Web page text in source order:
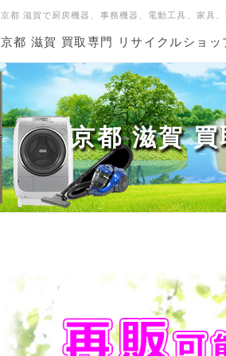
京都 滋賀で厨房機器、事務機器、電動工具、家具
京都 滋賀 買取専門 リサイクルショ
京都 滋賀